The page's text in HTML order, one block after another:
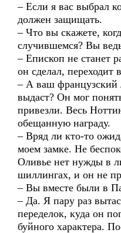
– Если я вас выбрал
должен защищать.
– Что вы скажете,
случившемся? Вы
– Епископ не станет
он сделал, переходит
– А ваш французский
выдаст? Он мог
привезли. Весь
обещанную награду.
– Вряд ли кто-то
моем замке. Не
Оливье нет нужды в
шиллингах, и он не
– Вы вместе были в
– Да. Я пару раз
переделок, куда он
буйного характера.